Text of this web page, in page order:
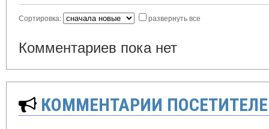
Сортировка: развернуть все
Комментариев пока нет
КОММЕНТАРИИ